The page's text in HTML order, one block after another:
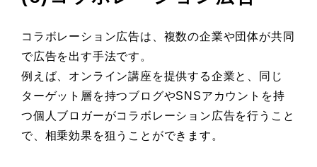
コラボレーション広告は、複数の企業や団体が共同
で広告を出す手法です。
例えば、オンライン講座を提供する企業と、同じ
ターゲット層を持つブログやSNSアカウントを持
つ個人ブロガーがコラボレーション広告を行うこと
で、相乗効果を狙うことができます。